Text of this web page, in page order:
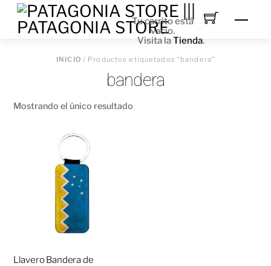
Skip
content
Tu carrito está
vacío.
Visita laTienda.
INICIO / Productos etiquetados “bandera”
bandera
Mostrando el único resultado
Llavero Bandera de